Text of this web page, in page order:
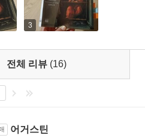
원칙들은 허위를 믿게 만드는
변증법 112
들이 한 바른 말은 우리가 모두 이
연구하는 사람이 가져야 하는 태도
술가들과 성경을 비교함 119
3
전체 리뷰 (16)
어거스틴